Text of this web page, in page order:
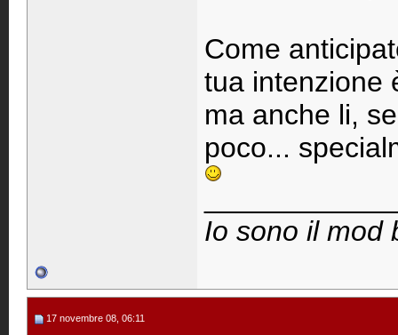
Come
tua intenzione
ma anche li,
poco...
Io sono il mod
17 novembre 08, 06:11